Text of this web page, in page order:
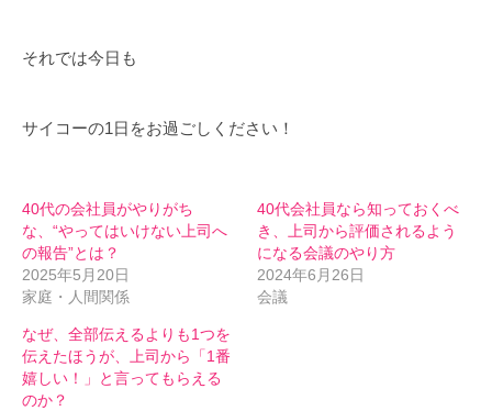
それでは今日も
サイコーの1日をお過ごしください！
40代の会社員がやりがち
な、“やってはいけない上司へ
の報告”とは？
2025年5月20日
家庭・人間関係
40代会社員なら知っておくべ
き、上司から評価されるよう
になる会議のやり方
2024年6月26日
会議
なぜ、全部伝えるよりも1つを
伝えたほうが、上司から「1番
嬉しい！」と言ってもらえる
のか？